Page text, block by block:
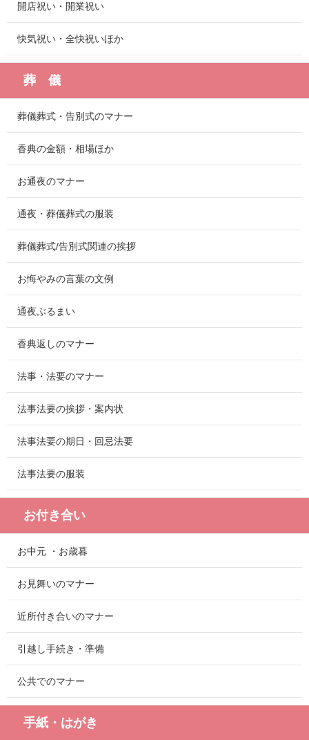
開店祝い・開業祝い
快気祝い・全快祝いほか
葬 儀
葬儀葬式・告別式のマナー
香典の金額・相場ほか
お通夜のマナー
通夜・葬儀葬式の服装
葬儀葬式/告別式関連の挨拶
お悔やみの言葉の文例
通夜ぶるまい
香典返しのマナー
法事・法要のマナー
法事法要の挨拶・案内状
法事法要の期日・回忌法要
法事法要の服装
お付き合い
お中元 ・お歳暮
お見舞いのマナー
近所付き合いのマナー
引越し手続き・準備
公共でのマナー
手紙・はがき